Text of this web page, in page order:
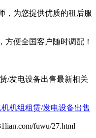
，为您提供优质的租后服
方便全国客户随时调配！
/发电设备出售最新相关
机组租赁/发电设备出售
fuwu/27.html